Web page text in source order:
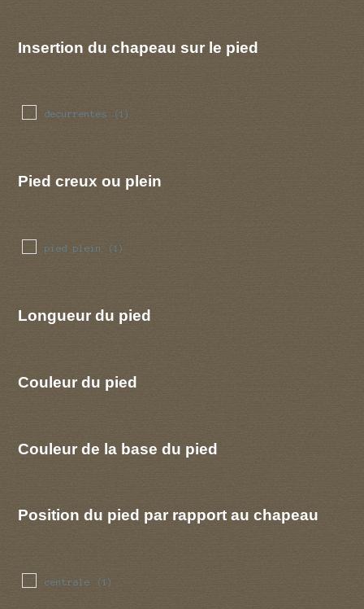
Insertion du chapeau sur le pied
decurrentes (1)
Pied creux ou plein
pied plein (1)
Longueur du pied
Couleur du pied
Couleur de la base du pied
Position du pied par rapport au chapeau
centrale (1)